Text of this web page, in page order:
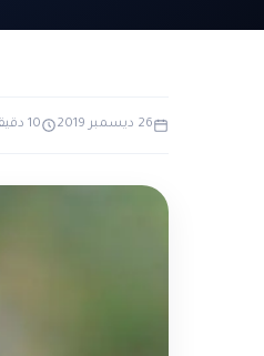
26 ديسمبر 2019 10 دقيقة قراءة